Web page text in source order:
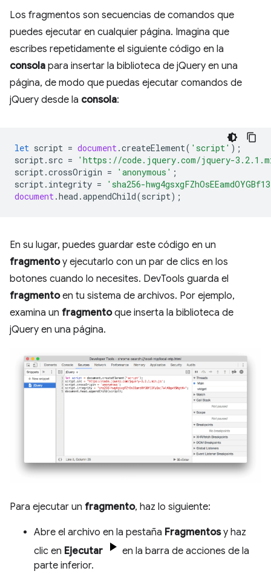
Los fragmentos son secuencias de comandos que
puedes ejecutar en cualquier página. Imagina que
escribes repetidamente el siguiente código en la
consola para insertar la biblioteca de jQuery en una
página, de modo que puedas ejecutar comandos de
jQuery desde la consola:
let script = document.createElement( 'script' );
script. src =
'https://code.jquery.com/jquery-
script.crossOrigin = 'anonymous' ;
script. integrity =
'sha256-
document.head .appendChild(script);
En su lugar, puedes guardar este código en un
fragmentoy ejecutarlo con un par de clics en los
botones cuando lo necesites. DevTools guarda el
fragmentoen tu sistema de archivos. Por ejemplo,
examina un fragmentoque inserta la biblioteca de
jQuery en una página.
Para ejecutar un fragmento, haz lo siguiente:
Abre el archivo en la pestaña Fragmentosy haz
clic en Ejecutar
en la barra de acciones de la
parte inferior.